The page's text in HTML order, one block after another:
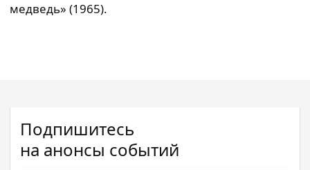
медведь» (1965).
Подпишитесь
на анонсы событий